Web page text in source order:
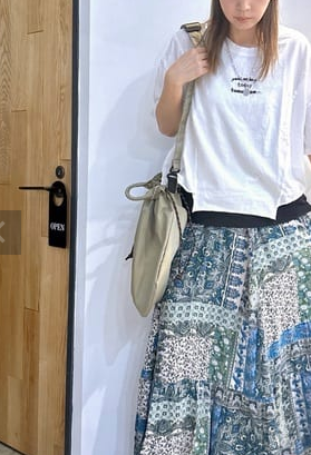
スウェット・パーカー
ニット
その他のパンツ
デニムパンツ
ロン
その
すべ
バッグ
タンクトップ・キャミソール
デニムパンツ
その他のパンツ
ジャケット
その他アウター